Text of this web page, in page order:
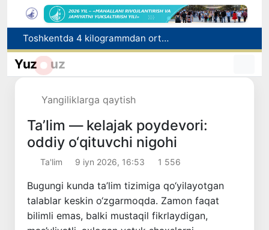
Toshkentda 4 kilogrammdan ortiq giyohvandlik vositalarining “zakladka” usulida tarqatilishiga chek qoʻyildi
Oʻqishini koʻchirish boʻyicha rad etilgan arizalarni 10 avgustga qadar tahrirlash mumkin
Bozorga chiqariladigan barcha mahsulotlar xavfsiz boʻlishi shart
Yuz uz
Yangiliklarga qaytish
Ta’lim — kelajak poydevori:
oddiy o‘qituvchi nigohi
Ta'lim 9 iyn 2026, 16:53 1 556
Bugungi kunda ta’lim tizimiga qo‘yilayotgan
talablar keskin o‘zgarmoqda. Zamon faqat
bilimli emas, balki mustaqil fikrlaydigan,